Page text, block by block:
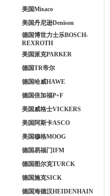
美国Mixaco
美国丹尼逊Denison
德国博世力士乐BOSCH-
REXROTH
美国派克PARKER
德国TR帝尔
德国哈威HAWE
德国倍加福P+F
美国威格士VICKERS
美国阿斯卡ASCO
美国穆格MOOG
德国易福门IFM
德国图尔克TURCK
德国施克SICK
德国海德汉HEIDENHAIN